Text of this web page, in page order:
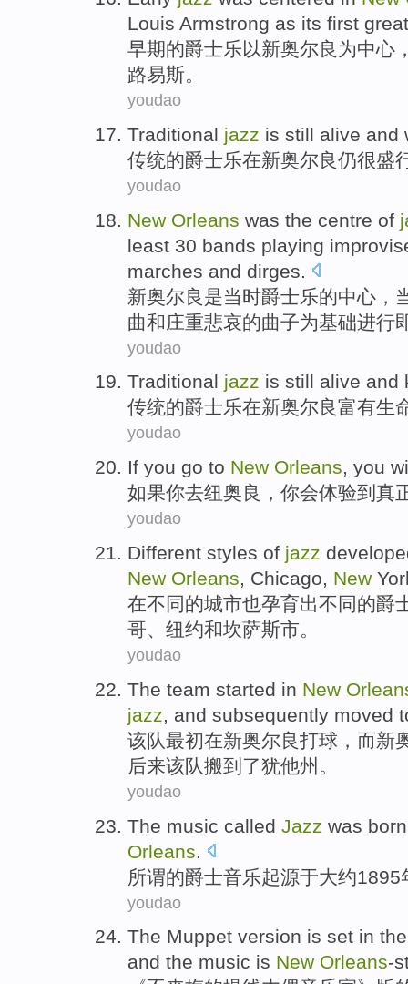
Louis Armstrong as its first great
早期的爵士乐以新奥尔良为中心
路易斯。
youdao
Traditional jazz is still alive and
传统的爵士乐在新奥尔良仍很盛
youdao
New Orleans was the centre of
least 30 bands playing
marches and dirges
新奥尔良是当时爵士乐的中心 ，
曲和庄重悲哀的曲子为基础进行
youdao
Traditional jazz is still alive and
传统的爵士乐在新奥尔良富有生
youdao
If you go to New Orleans, you
如果你去纽奥良，你会体验到 真
youdao
Different styles of jazz
New Orleans, Chicago, New
在不同的城市也孕育出不同的爵
哥、 纽约和坎萨斯市。
youdao
The team started in New
jazz, and subsequently moved
该队最初在新奥尔良打球，而新
后来该队搬到了犹他州。
youdao
The music called Jazz was
Orleans
所谓的爵士音乐起源于大约1895
youdao
The Muppet version is set in
and the music is New Orleans-